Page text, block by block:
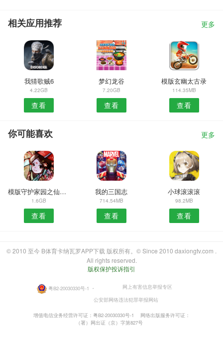
相关应用推荐 更多
我猜歌贼6
4.22GB
查看
梦幻龙谷
7.20GB
查看
模版玄幽太古录
114.35MB
查看
你可能喜欢 更多
模版守护家园之仙侠录
1.6GB
查看
我的三国志
714.54MB
查看
小球滚滚滚
98.2MB
查看
© 2010 至今 B体育卡纳瓦罗APP下载 版权所有。© Since 2010 daxiongtv.com .
All rights reserved.
版权保护投诉指引
粤B2-20030330号-1 ・
网上有害信息举报专区
公安部网络违法犯罪举报网站
增值电信业务经营许可证：粤B2-20030330号-1
网络出版服务许可证：
（署）网出证（京）字第827号